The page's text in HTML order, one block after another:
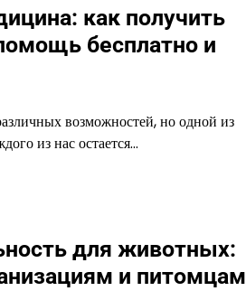
как получить
бесплатно и
возможностей, но одной из
из нас остается…
для животных:
и питомцам